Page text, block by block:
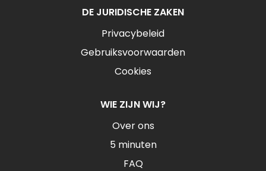
DE JURIDISCHE ZAKEN
Privacybeleid
Gebruiksvoorwaarden
Cookies
WIE ZIJN WIJ?
Over ons
5 minuten
FAQ